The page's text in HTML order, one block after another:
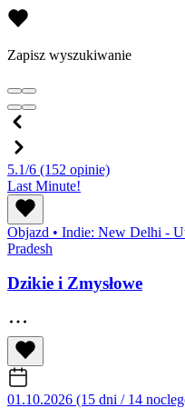
Zapisz wyszukiwanie
5.1/6 (152 opinie)
Last Minute!
Objazd • Indie: New Delhi -
Pradesh
Dzikie i Zmysłowe
01.10.2026 (15 dni / 14